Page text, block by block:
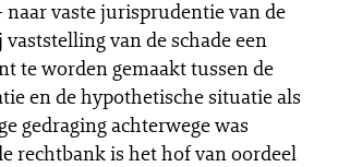
naar vaste jurisprudentie van de
van de schade een
te worden gemaakt tussen de
en de hypothetische situatie als
gedraging achterwege was
rechtbank is het hof van oordeel